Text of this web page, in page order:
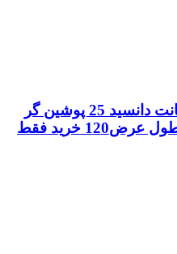
پشم سنگ رولی فویلدار 5 سانت دانسید 25 پوشین گر
ارسال با باربری رول ده متر طول عرض120 خرید فقط